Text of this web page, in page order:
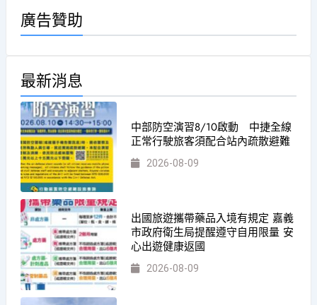
廣告贊助
最新消息
中部防空演習8/10啟動 中捷全線
正常行駛旅客須配合站內疏散避難
2026-08-09
出國旅遊攜帶藥品入境有規定 嘉義
市政府衛生局提醒遵守自用限量 安
心出遊健康返國
2026-08-09